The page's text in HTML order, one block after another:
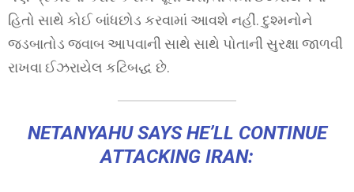
હિતો સાથે કોઈ બાંધછોડ કરવામાં આવશે નહીં. દુશ્મનોને
જડબાતોડ જવાબ આપવાની સાથે સાથે પોતાની સુરક્ષા જાળવી
રાખવા ઈઝરાયેલ કટિબદ્ધ છે.
NETANYAHU SAYS HE’LL CONTINUE
ATTACKING IRAN: